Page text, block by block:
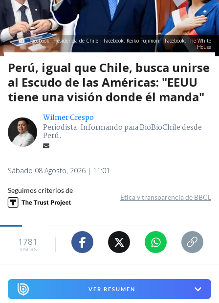
Facebook: Presidencia de Chile | Facebook: Keiko Fujimori | Facebook: The White
House
Perú, igual que Chile, busca unirse
al Escudo de las Américas: "EEUU
tiene una visión donde él manda"
Wilmer Crespo
Periodista. Informando para BioBioChile desde
Perú.
Sábado 08 Agosto, 2026 | 11:01
Seguimos criterios de
Ética y transparencia de BBCL
1781
visitas
VER RESUMEN